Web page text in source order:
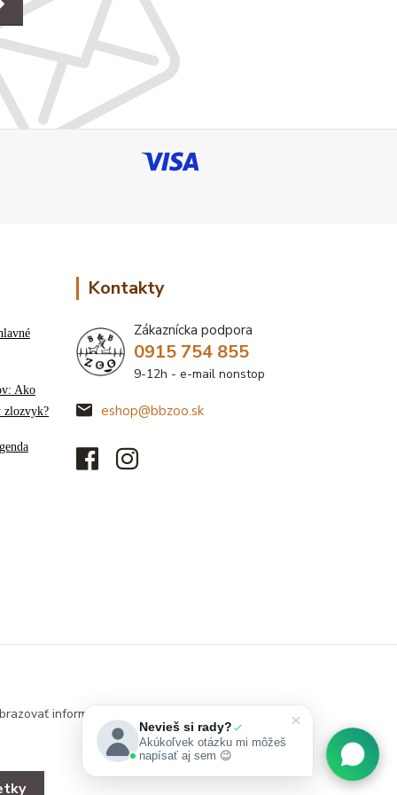
Ako
zlozvyk?
Kontakty
Zákaznícka podpora
0915 754 855
9-12h - e-mail nonstop
eshop@bbzoo.sk
informácie
Nevieš si rady?
Akúkoľvek otázku mi môžeš
napísať aj sem 😉